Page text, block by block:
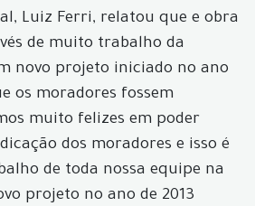
Luiz Ferri, relatou que e obra
de muito trabalho da
novo projeto iniciado no ano
os moradores fossem
muito felizes em poder
dos moradores e isso é
de toda nossa equipe na
projeto no ano de 2013